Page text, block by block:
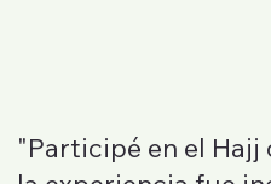
"Participé en el Hajj